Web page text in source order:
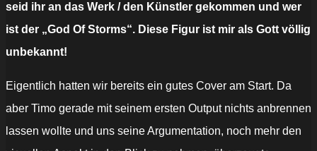
seid ihr an das Werk / den Künstler gekommen und wer
ist der „God Of Storms“. Diese Figur ist mir als Gott völlig
unbekannt!
Eigentlich hatten wir bereits ein gutes Cover am Start. Da
aber Timo gerade mit seinem ersten Output nichts anbrennen
lassen wollte und uns seine Argumentation, noch mehr den